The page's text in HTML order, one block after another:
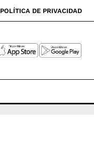
POLÍTICA DE PRIVACIDAD